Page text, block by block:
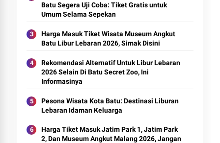
Batu Segera Uji Coba: Tiket Gratis untuk
Umum Selama Sepekan
Harga Masuk Tiket Wisata Museum Angkut
Batu Libur Lebaran 2026, Simak Disini
Rekomendasi Alternatif Untuk Libur Lebaran
2026 Selain Di Batu Secret Zoo, Ini
Informasinya
Pesona Wisata Kota Batu: Destinasi Liburan
Lebaran Idaman Keluarga
Harga Tiket Masuk Jatim Park 1, Jatim Park
2, Dan Museum Angkut Malang 2026, Jangan